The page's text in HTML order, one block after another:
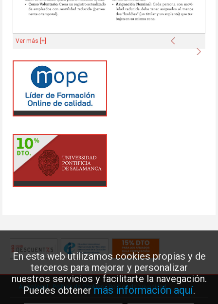
En esta web utilizamos cookies propias y de
terceros para mejorar y personalizar
nuestros servicios y facilitarte la navegación.
Puedes obtenermás información aquí.
Anterior
Ver más [+]
Aviso legal·Política de Cookies·Política de privacidad